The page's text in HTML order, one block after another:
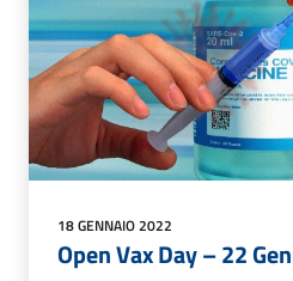
18 GENNAIO 2022
Open Vax Day – 22